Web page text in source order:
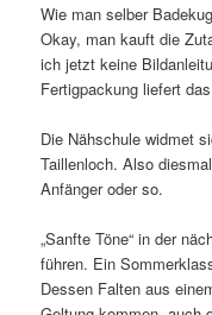
Wie man selber
Okay, man kauft die
ich jetzt keine
Fertigpackung liefert
Die Nähschule widmet
Taillenloch. Also
Anfänger oder so.
„Sanfte Töne“ in der
führen. Ein
Dessen Falten aus